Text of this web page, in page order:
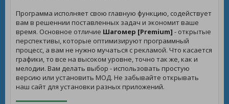
Программа исполняет свою главную функцию, содействует
вам в решеннии поставленных задач и экономит ваше
время. Основное отличие Шагомер [Premium] - открытые
перспективы, которые оптимизируют программный
процесс, а вам не нужно мучаться с рекламой. Что касается
графики, то все на высоком уровне, точно так же, как и
мелодии. Вам делать выбор - использовать простую
версию или установить МОД. Не забывайте открывать
наш сайт для установки разных приложений.